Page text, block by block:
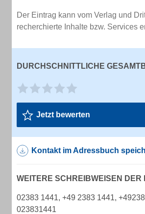
Der Eintrag kann vom Verlag und
recherchierte Inhalte bzw. Services
DURCHSCHNITTLICHE
Jetzt bewerten
Kontakt im Adressbuch
WEITERE SCHREIBWEISEN DER
02383 1441, +49 2383 1441,
023831441